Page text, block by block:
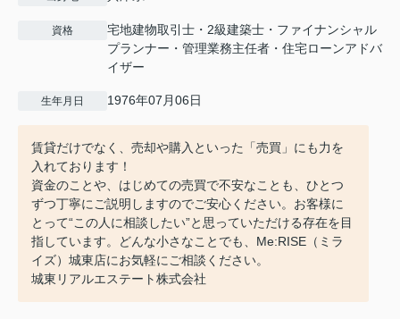
資格
宅地建物取引士・2級建築士・ファイナンシャル
プランナー・管理業務主任者・住宅ローンアドバ
イザー
生年月日 1976年07月06日
賃貸だけでなく、売却や購入といった「売買」にも力を
入れております！
資金のことや、はじめての売買で不安なことも、ひとつ
ずつ丁寧にご説明しますのでご安心ください。お客様に
とって“この人に相談したい”と思っていただける存在を目
指しています。どんな小さなことでも、Me:RISE（ミラ
イズ）城東店にお気軽にご相談ください。
城東リアルエステート株式会社